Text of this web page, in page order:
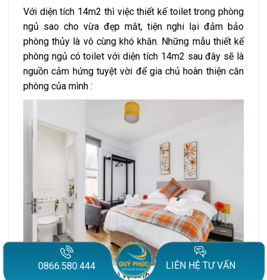
Với diện tích 14m2 thì việc thiết kế toilet trong phòng
ngủ sao cho vừa đẹp mắt, tiện nghi lại đảm bảo
phòng thủy là vô cùng khó khăn. Những mẫu thiết kế
phòng ngủ có toilet với diện tích 14m2 sau đây sẽ là
nguồn cảm hứng tuyệt vời để gia chủ hoàn thiện căn
phòng của mình :
Mẫu phòng ngủ có nhà vệ sinh khép kín với gam màu
0866.580.444 LIÊN HỆ TƯ VẤN